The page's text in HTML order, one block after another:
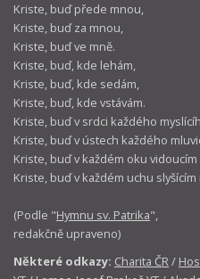
Kriste, buď přede mnou,
Kriste, buď za mnou,
Kriste, buď ve mně.
Kriste, buď, kde lehám,
Kriste, buď, kde sedám,
Kriste, buď, kde vstávám.
Kriste, buď v srdci každého
Kriste, buď v ústech každého
Kriste, buď v každém oku
Kriste, buď v každém uchu slyšícím
(Podle "Hymnu sv. Patrika",
redakčně upraveno)
Některé odkazy: Charita ČR/